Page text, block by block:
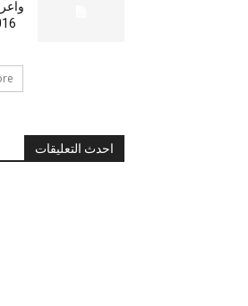
2016 لكل
احدث التعليقات